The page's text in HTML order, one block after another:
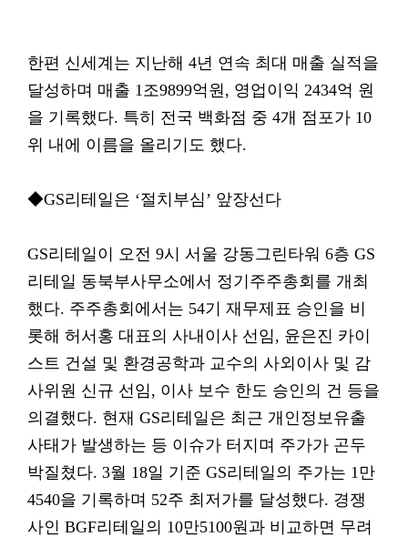
한편 신세계는 지난해 4년 연속 최대 매출 실적을
달성하며 매출 1조9899억원, 영업이익 2434억 원
을 기록했다. 특히 전국 백화점 중 4개 점포가 10
위 내에 이름을 올리기도 했다.
◆GS리테일은 ‘절치부심’ 앞장선다
GS리테일이 오전 9시 서울 강동그린타워 6층 GS
리테일 동북부사무소에서 정기주주총회를 개최
했다. 주주총회에서는 54기 재무제표 승인을 비
롯해 허서홍 대표의 사내이사 선임, 윤은진 카이
스트 건설 및 환경공학과 교수의 사외이사 및 감
사위원 신규 선임, 이사 보수 한도 승인의 건 등을
의결했다. 현재 GS리테일은 최근 개인정보유출
사태가 발생하는 등 이슈가 터지며 주가가 곤두
박질쳤다. 3월 18일 기준 GS리테일의 주가는 1만
4540을 기록하며 52주 최저가를 달성했다. 경쟁
사인 BGF리테일의 10만5100원과 비교하면 무려